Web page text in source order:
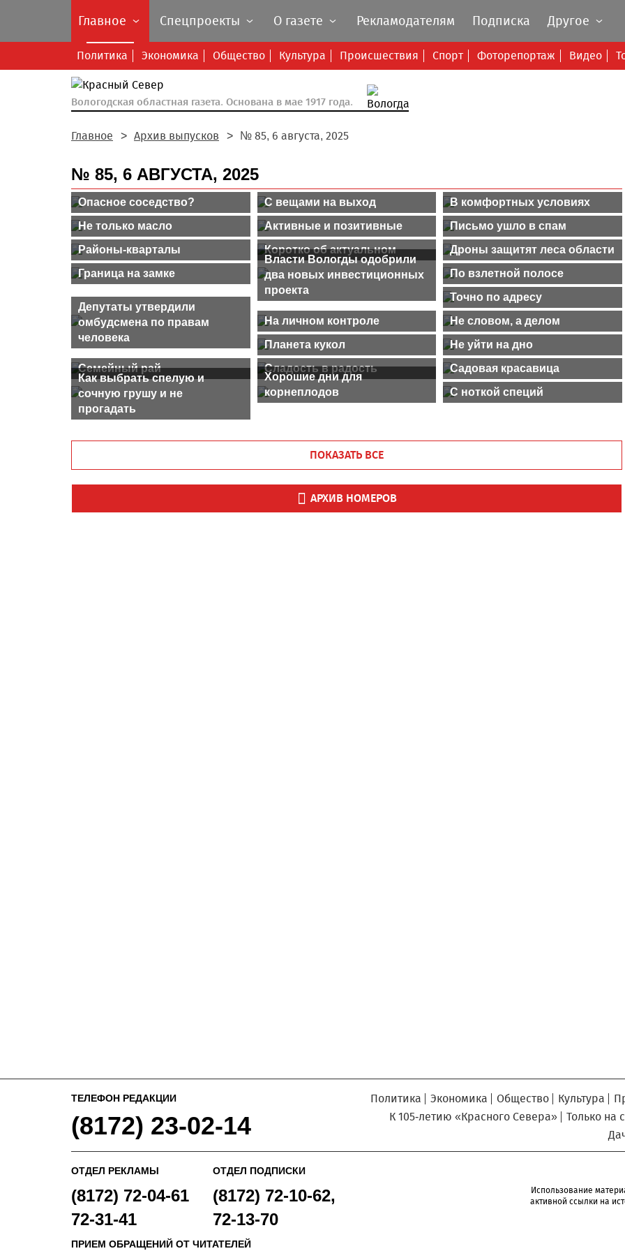
Главное
Политика Экономика Общество Культура Происшествия Спорт Фоторепортаж Видео
Спецпроекты О газете Рекламодателям Подписка Другое
Вологодская областная газета. Основана в мае 1917 года.
Главное Архив выпусков № 85, 6 августа, 2025
№ 85, 6 АВГУСТА, 2025
Опасное соседство? С вещами на выход
В комфортных условиях
Не только масло
Активные и позитивные
Письмо ушло в спам
Районы-кварталы
Коротко об актуальном
Дроны защитят леса области
Граница на замке
Власти Вологды одобрили
два новых инвестиционных
проекта
По взлетной полосе
Точно по адресу
Депутаты утвердили
омбудсмена по правам
человека
На личном контроле
Не словом, а делом
Планета кукол
Не уйти на дно
Семейный рай
Сладость в радость
Садовая красавица
Как выбрать спелую и
сочную грушу и не
прогадать
Хорошие дни для
корнеплодов
С ноткой специй
ПОКАЗАТЬ ВСЕ
АРХИВ НОМЕРОВ
ТЕЛЕФОН РЕДАКЦИИ
(8172) 23-02-14
Политика Экономика Общество Культура
К 105-летию «Красного Севера»
Только на
ОТДЕЛ РЕКЛАМЫ
(8172) 72-04-61
72-31-41
ОТДЕЛ ПОДПИСКИ
(8172) 72-10-62,
72-13-70
ПРИЕМ ОБРАЩЕНИЙ ОТ ЧИТАТЕЛЕЙ
Использование
активной ссылки на